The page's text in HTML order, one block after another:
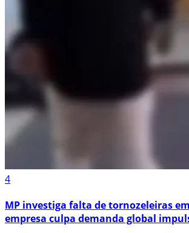
4
MP investiga falta de tornozeleiras
empresa culpa demanda global